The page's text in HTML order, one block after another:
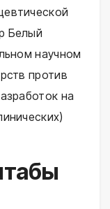
Белый
научном
против
на